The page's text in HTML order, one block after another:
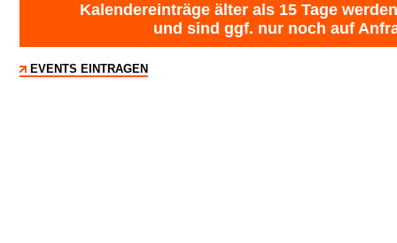
Kalendereinträge älter als 15 Tage
und sind ggf. nur noch auf
EVENTS EINTRAGEN